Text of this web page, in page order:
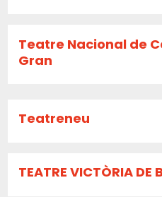
Teatre Nacional de
Gran
Teatreneu
TEATRE VICTÒRIA DE